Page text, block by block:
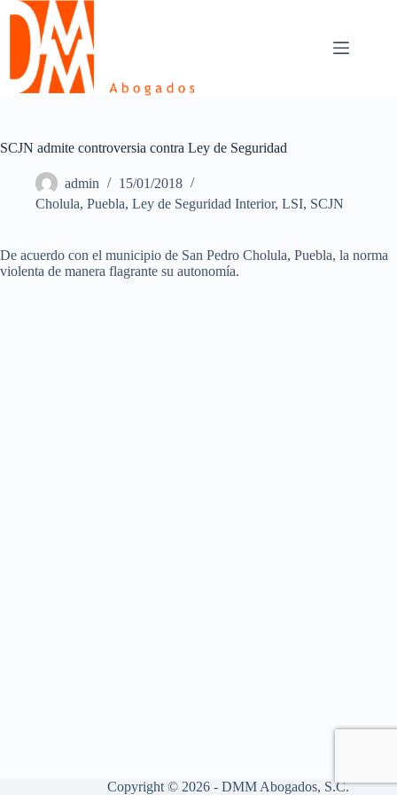
Skip
content
SCJN admite controversia contra Ley de Seguridad
admin
15/01/2018
Cholula, Puebla, Ley de Seguridad Interior, LSI, SCJN
De acuerdo con el municipio de San Pedro Cholula, Puebla, la norma
violenta de manera flagrante su autonomía.
Copyright © 2026 - DMM Abogados, S.C.